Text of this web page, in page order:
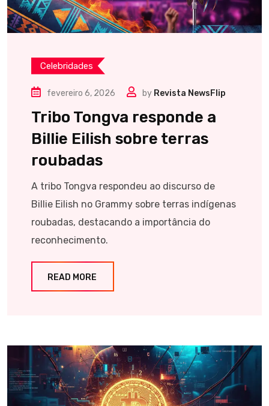
Celebridades
fevereiro 6, 2026 by Revista NewsFlip
Tribo Tongva responde a
Billie Eilish sobre terras
roubadas
A tribo Tongva respondeu ao discurso de
Billie Eilish no Grammy sobre terras indígenas
roubadas, destacando a importância do
reconhecimento.
READ MORE